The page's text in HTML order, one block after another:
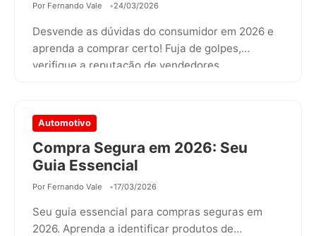
Por Fernando Vale 24/03/2026
Desvende as dúvidas do consumidor em 2026 e
aprenda a comprar certo! Fuja de golpes,
verifique a reputação de vendedores…
Automotivo
Compra Segura em 2026: Seu
Guia Essencial
Por Fernando Vale 17/03/2026
Seu guia essencial para compras seguras em
2026. Aprenda a identificar produtos de